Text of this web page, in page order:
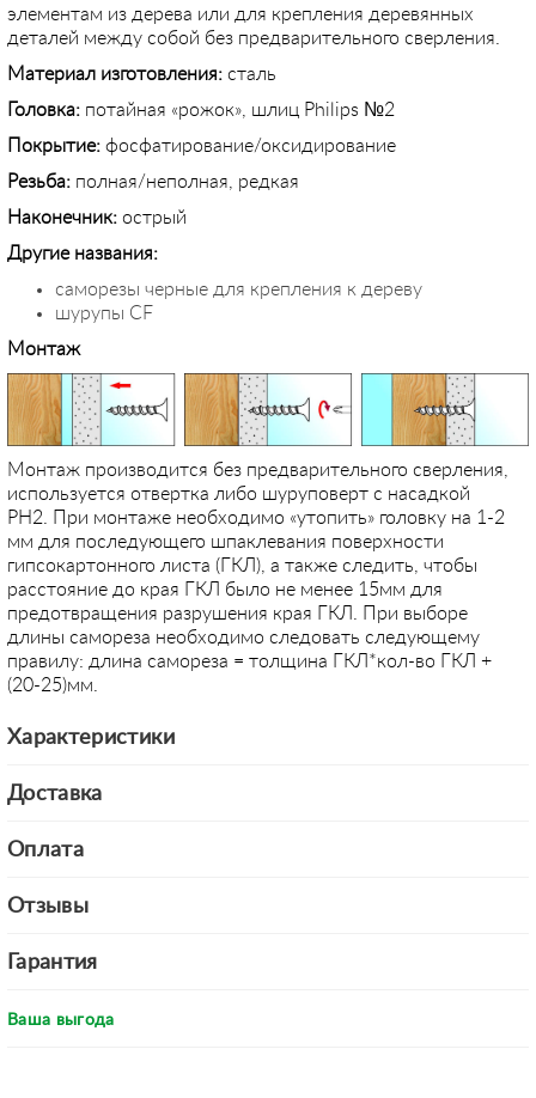
элементам из дерева или для крепления деревянных
деталей между собой без предварительного сверления.
Материал изготовления: сталь
Головка: потайная «рожок», шлиц Philips №2
Покрытие: фосфатирование/оксидирование
Резьба: полная/неполная, редкая
Наконечник: острый
Другие названия:
саморезы черные для крепления к дереву
шурупы CF
Монтаж
Монтаж производится без предварительного сверления,
используется отвертка либо шуруповерт с насадкой
PH2. При монтаже необходимо «утопить» головку на 1-2
мм для последующего шпаклевания поверхности
гипсокартонного листа (ГКЛ), а также следить, чтобы
расстояние до края ГКЛ было не менее 15мм для
предотвращения разрушения края ГКЛ. При выборе
длины самореза необходимо следовать следующему
правилу: длина самореза = толщина ГКЛ*кол-во ГКЛ +
(20-25)мм.
Характеристики
Доставка
Оплата
Отзывы
Гарантия
Ваша выгода